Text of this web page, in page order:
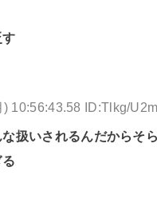
10:56:43.58 ID:Tlkg/
扱いされるんだからそ